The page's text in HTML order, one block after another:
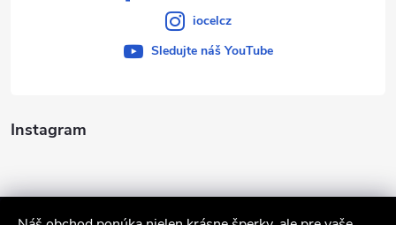
Instagram
iocelcz
Sledujte náš YouTube